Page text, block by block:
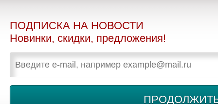
ПОДПИСКА НА НОВОСТИ
Новинки, скидки, предложения!